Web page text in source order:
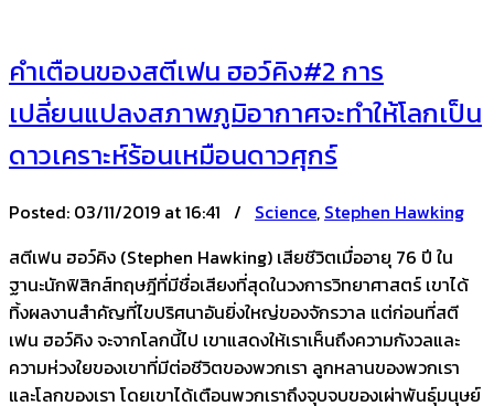
คำเตือนของสตีเฟน ฮอว์คิง#2 การ
เปลี่ยนแปลงสภาพภูมิอากาศจะทำให้โลกเป็น
ดาวเคราะห์ร้อนเหมือนดาวศุกร์
Posted: 03/11/2019 at 16:41 / Science, Stephen Hawking
สตีเฟน ฮอว์คิง (Stephen Hawking) เสียชีวิตเมื่ออายุ 76 ปี ใน
ฐานะนักฟิสิกส์ทฤษฎีที่มีชื่อเสียงที่สุดในวงการวิทยาศาสตร์ เขาได้
ทิ้งผลงานสำคัญที่ไขปริศนาอันยิ่งใหญ่ของจักรวาล แต่ก่อนที่สตี
เฟน ฮอว์คิง จะจากโลกนี้ไป เขาแสดงให้เราเห็นถึงความกังวลและ
ความห่วงใยของเขาที่มีต่อชีวิตของพวกเรา ลูกหลานของพวกเรา
และโลกของเรา โดยเขาได้เตือนพวกเราถึงจุบจบของเผ่าพันธุ์มนุษย์